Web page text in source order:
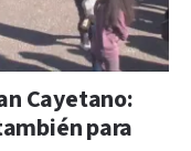
Cayetano:
para